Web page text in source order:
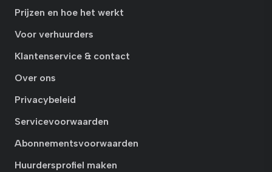
Prijzen en hoe het werkt
Voor verhuurders
Klantenservice & contact
Over ons
Privacybeleid
Servicevoorwaarden
Abonnementsvoorwaarden
Huurdersprofiel maken